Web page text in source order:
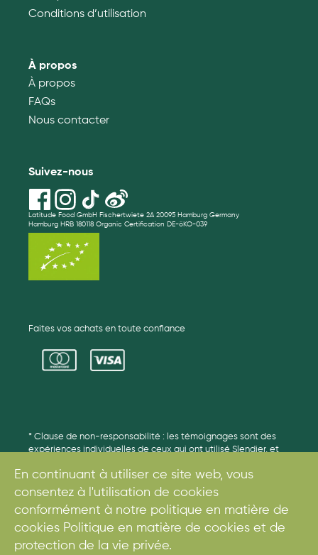
Conditions d’utilisation
À propos
À propos
FAQs
Nous contacter
Suivez-nous
Latitude Food GmbH Fischertwiete 2A 20095 Hamburg Germany
Hamburg HRB 180118 Organic Certification DE-öKO-039
Faites vos achats en toute confiance
* Clause de non-responsabilité : les témoignages sont des
expériences individuelles de ceux qui ont utilisé Slendier, et
résultats individuels et les résultats peuvent varier.
© 2017. Tous droits réservés.
En continuant à utiliser ce site web, vous
consentez à l'utilisation de cookies
conformément à notre politique en matière de
cookies Politique en matière de cookies et de
protection de la vie privée.